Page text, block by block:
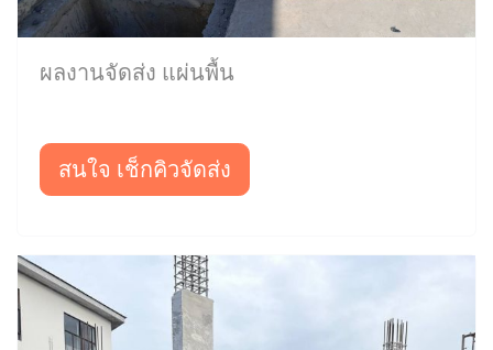
ผลงานจัดส่ง แผ่นพื้น
สนใจ เช็กคิวจัดส่ง